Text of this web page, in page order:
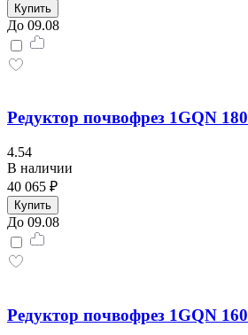
Купить
До 09.08
Редуктор почвофрез 1GQN 180
4.54
В наличии
40 065 ₽
Купить
До 09.08
Редуктор почвофрез 1GQN 160